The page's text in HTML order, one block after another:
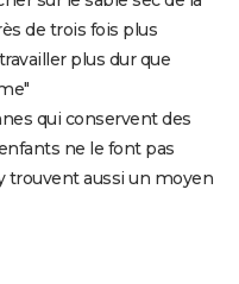
de trois fois plus
plus dur que
qui conservent des
ne le font pas
trouvent aussi un moyen